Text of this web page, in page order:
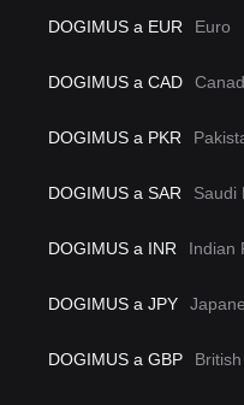
DOGIMUS a EUR Euro
DOGIMUS a CAD
DOGIMUS a PKR
DOGIMUS a SAR Saudi
DOGIMUS a INR Indian
DOGIMUS a JPY
DOGIMUS a GBP